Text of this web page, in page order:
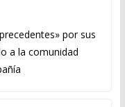
por sus
a la comunidad